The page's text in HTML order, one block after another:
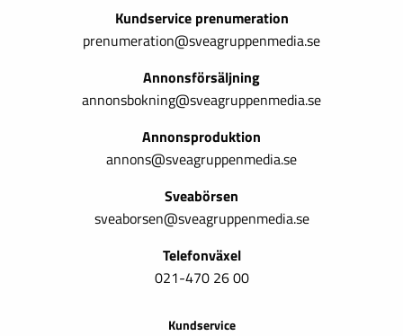
Kundservice prenumeration
prenumeration@sveagruppenmedia.se
Annonsförsäljning
annonsbokning@sveagruppenmedia.se
Annonsproduktion
annons@sveagruppenmedia.se
Sveabörsen
sveaborsen@sveagruppenmedia.se
Telefonväxel
021-470 26 00
Kundservice